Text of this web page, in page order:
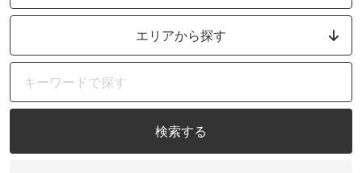
エリアから探す
検索する